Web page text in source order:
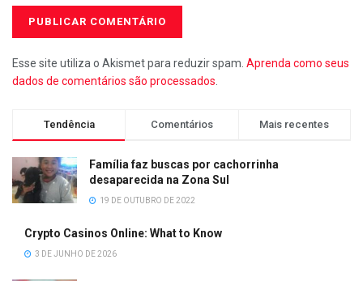
Esse site utiliza o Akismet para reduzir spam. Aprenda como seus
dados de comentários são processados
Tendência Comentários Mais recentes
Família faz buscas por cachorrinha
desaparecida na Zona Sul
19 DE OUTUBRO DE 2022
Crypto Casinos Online: What to Know
3 DE JUNHO DE 2026